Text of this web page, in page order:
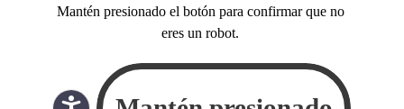
Mantén presionado el botón para confirmar que no
eres un robot.